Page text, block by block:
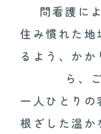
問看護に
住み慣れた地
るよう、か
ら、
一人ひとり
根ざした温か